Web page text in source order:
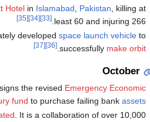
Hotelin Islamabad Pakistan , killing at
least 60 and injuring 266.
[33]
[34]
[35]
developed space launch vehicleto
successfully make orbit
.
[36]
[37]
October
signs the revised Emergency Economic
fund to purchase failing bank assets
. It is a collaboration of over 10,000